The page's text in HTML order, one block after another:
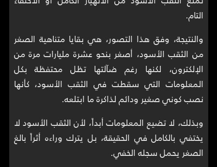
التام.
والنتيجة، وفق هذا التصور، هي بقايا متناهية الصغر
من الثقب الأسود، أصغر بنحو عشرة مليارات مرة من
الإلكترون، لكنها رغم ضآلتها تظل محتفظة بكل
المعلومات التي سقطت في الثقب الأسود، كأنها
نصب كوني صغير ودائم لذاكرة ما ابتلعه.
وبذلك، لا تضيع المعلومات أبداً، لأن الثقب الأسود لا
يختفي بالكامل في الحقيقة، بل يترك وراءه أثراً بالغ
الصغر يحمل سجله الخفي.